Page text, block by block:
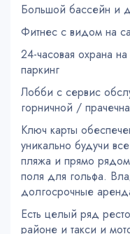
Большой бассейн и
Фитнес с видом на
24-часовая охрана
паркинг
Лобби с сервис
горничной /
Ключ карты
уникально будучи
пляжа и прямо
поля для гольфа.
долгосрочные
Есть целый ряд
районе и такси и